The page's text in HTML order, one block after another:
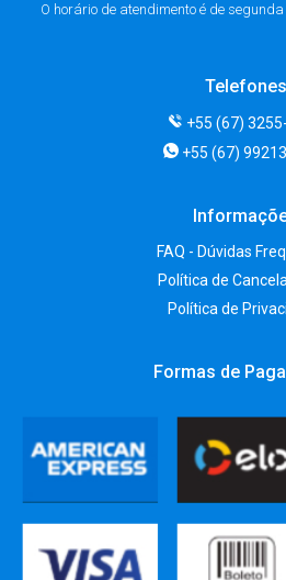
O horário de atendimento é de
Telefones
+55 (67)
+55 (67)
FAQ - Dúvidas
Política de
Política de
Formas de